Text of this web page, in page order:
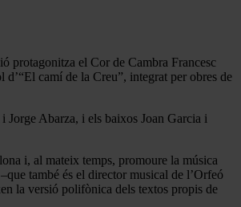
protagonitza el Cor de Cambra Francesc
camí de la Creu”, integrat per obres de
Abarza, i els baixos Joan Garcia i
i, al mateix temps, promoure la música
també és el director musical de l’Orfeó
la versió polifònica dels textos propis de